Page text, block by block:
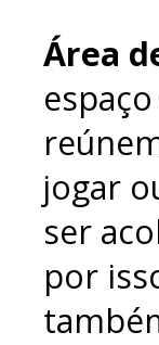
Área
jogar
ser
por